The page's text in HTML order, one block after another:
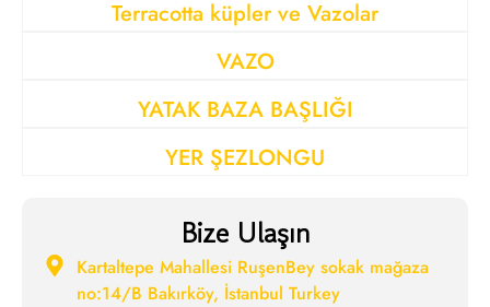
Terracotta küpler ve Vazolar
VAZO
YATAK BAZA BAŞLIĞI
YER ŞEZLONGU
Bize Ulaşın
Kartaltepe Mahallesi RuşenBey sokak mağaza
no:14/B Bakırköy, İstanbul Turkey